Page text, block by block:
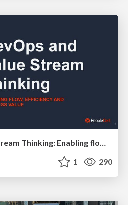
DevOps and Value Stream Thinking: Enabling flow, efficiency and business value
1 290